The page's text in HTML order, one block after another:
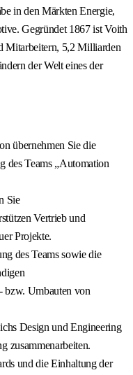
in den Märkten Energie,
Gegründet 1867 ist Voith
Mitarbeitern, 5,2 Milliarden
der Welt eines der
übernehmen Sie die
des Teams „Automation
Sie
Vertrieb und
Projekte.
des Teams sowie die
bzw. Umbauten von
Design und Engineering
zusammenarbeiten.
und die Einhaltung der